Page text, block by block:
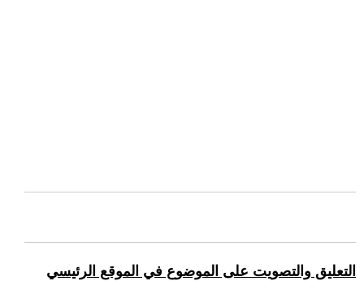
التعليق والتصويت على الموضوع في الموقع الرئيسي